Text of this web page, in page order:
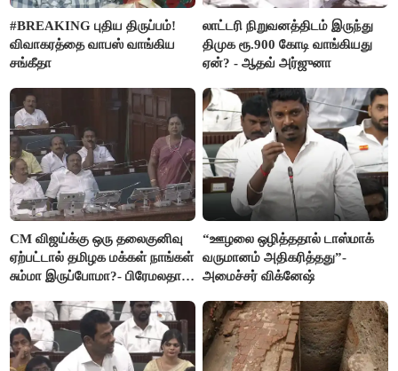
#BREAKING புதிய திருப்பம்!
விவாகரத்தை வாபஸ் வாங்கிய
சங்கீதா
லாட்டரி நிறுவனத்திடம் இருந்து
திமுக ரூ.900 கோடி வாங்கியது
ஏன்? - ஆதவ் அர்ஜுனா
CM விஜய்க்கு ஒரு தலைகுனிவு
ஏற்பட்டால் தமிழக மக்கள் நாங்கள்
சும்மா இருப்போமா?- பிரேமலதா
“ஊழலை ஒழித்ததால் டாஸ்மாக்
வருமானம் அதிகரித்தது”-
அமைச்சர் விக்னேஷ்